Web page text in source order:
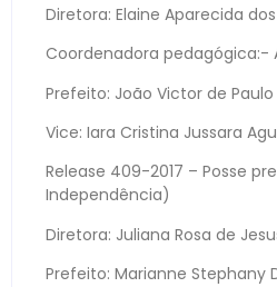
Diretora: Elaine Aparecida
Coordenadora pedagógica:-
Prefeito: João Victor de Paulo
Vice: Iara Cristina Jussara
Release 409-2017 – Posse
Independência)
Diretora: Juliana Rosa de
Prefeito: Marianne Stephany